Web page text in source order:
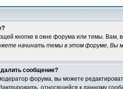
кнопке в окне форума или темы.
начинать темы в этом форуме, Вы
сообщение?
форума, вы можете
, относящейся к данному